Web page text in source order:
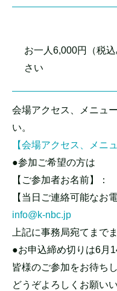
お一人6,000円（税
さい
会場アクセス、メニュ
い。
【会場アクセス、メニュ
●参加ご希望の方は
【ご参加者お名前】：
【当日ご連絡可能なお
info@k-nbc.jp
上記に事務局宛てまで
●お申込締め切りは6月
皆様のご参加をお待ち
どうぞよろしくお願い